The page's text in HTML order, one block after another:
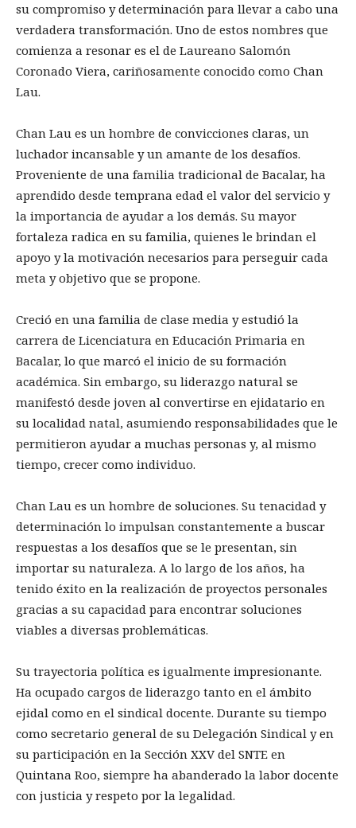
su compromiso y determinación para llevar a cabo una
verdadera transformación. Uno de estos nombres que
comienza a resonar es el de Laureano Salomón
Coronado Viera, cariñosamente conocido como Chan
Lau.
Chan Lau es un hombre de convicciones claras, un
luchador incansable y un amante de los desafíos.
Proveniente de una familia tradicional de Bacalar, ha
aprendido desde temprana edad el valor del servicio y
la importancia de ayudar a los demás. Su mayor
fortaleza radica en su familia, quienes le brindan el
apoyo y la motivación necesarios para perseguir cada
meta y objetivo que se propone.
Creció en una familia de clase media y estudió la
carrera de Licenciatura en Educación Primaria en
Bacalar, lo que marcó el inicio de su formación
académica. Sin embargo, su liderazgo natural se
manifestó desde joven al convertirse en ejidatario en
su localidad natal, asumiendo responsabilidades que le
permitieron ayudar a muchas personas y, al mismo
tiempo, crecer como individuo.
Chan Lau es un hombre de soluciones. Su tenacidad y
determinación lo impulsan constantemente a buscar
respuestas a los desafíos que se le presentan, sin
importar su naturaleza. A lo largo de los años, ha
tenido éxito en la realización de proyectos personales
gracias a su capacidad para encontrar soluciones
viables a diversas problemáticas.
Su trayectoria política es igualmente impresionante.
Ha ocupado cargos de liderazgo tanto en el ámbito
ejidal como en el sindical docente. Durante su tiempo
como secretario general de su Delegación Sindical y en
su participación en la Sección XXV del SNTE en
Quintana Roo, siempre ha abanderado la labor docente
con justicia y respeto por la legalidad.